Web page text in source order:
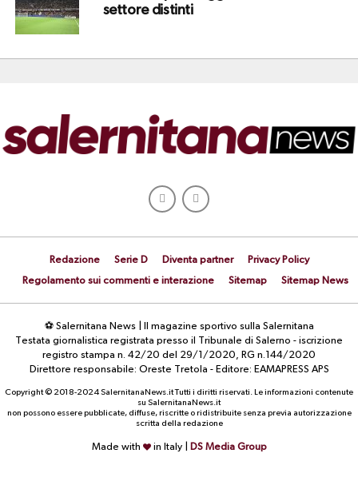
settore distinti
Redazione Serie D Diventa partner
Privacy Policy
Regolamento sui commenti e interazione
Sitemap Sitemap News
⚽ Salernitana News | Il magazine sportivo sulla Salernitana
Testata giornalistica registrata presso il Tribunale di Salerno - iscrizione
registro stampa n. 42/20 del 29/1/2020, RG n.144/2020
Direttore responsabile: Oreste Tretola - Editore: EAMAPRESS APS
Copyright © 2018-2024 SalernitanaNews.it Tutti i diritti riservati. Le informazioni contenute
su SalernitanaNews.it
non possono essere pubblicate, diffuse, riscritte o ridistribuite senza previa autorizzazione
scritta della redazione
Made with in Italy | DS Media Group